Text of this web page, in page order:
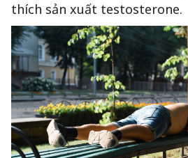
thích sản xuất testosterone.